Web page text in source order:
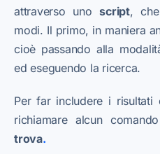
attraverso unoscript,
modi. Il primo, in maniera
cioè passando alla
ed eseguendo la ricerca.
Per far includere i risultati
richiamare alcun
trova.